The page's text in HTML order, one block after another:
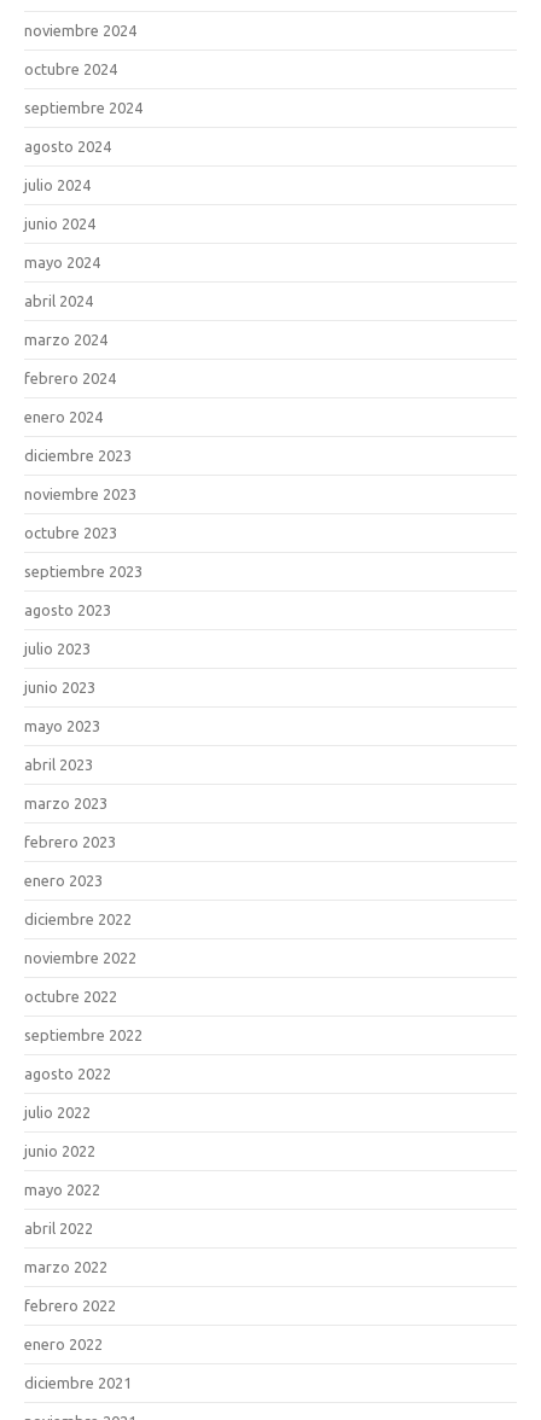
noviembre 2024
octubre 2024
septiembre 2024
agosto 2024
julio 2024
junio 2024
mayo 2024
abril 2024
marzo 2024
febrero 2024
enero 2024
diciembre 2023
noviembre 2023
octubre 2023
septiembre 2023
agosto 2023
julio 2023
junio 2023
mayo 2023
abril 2023
marzo 2023
febrero 2023
enero 2023
diciembre 2022
noviembre 2022
octubre 2022
septiembre 2022
agosto 2022
julio 2022
junio 2022
mayo 2022
abril 2022
marzo 2022
febrero 2022
enero 2022
diciembre 2021